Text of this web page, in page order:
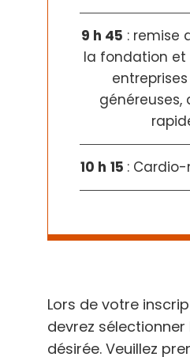
9 h 45 : remise
la fondation et
généreuses,
10 h 15 :
Lors de votre
devrez sélectionner
désirée. Veuillez